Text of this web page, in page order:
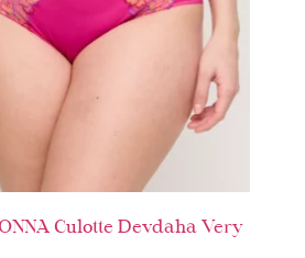
Culotte Devdaha Very